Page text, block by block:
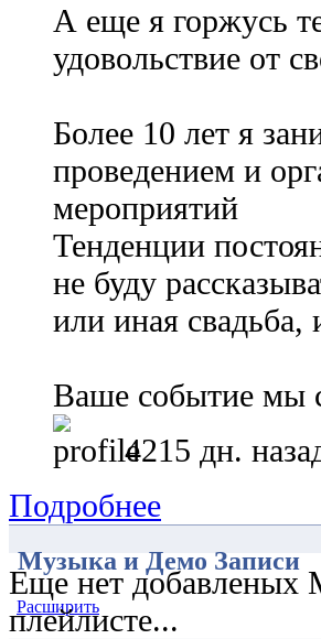
А еще я горжусь
удовольствие от
Более 10 лет я
проведением и
мероприятий
Тенденции
не буду
или иная свадьба,
Ваше событие мы
4215 дн.
Подробнее
Музыка и Демо Записи
Расширить
Еще нет добавленых
плейлисте...